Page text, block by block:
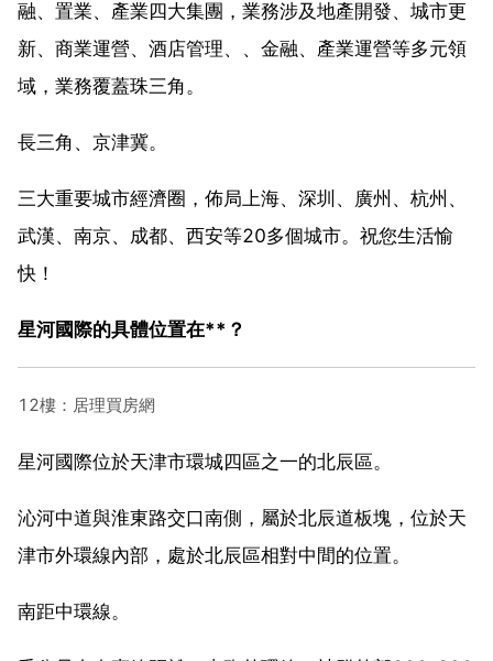
融、置業、產業四大集團，業務涉及地產開發、城市更
新、商業運營、酒店管理、、金融、產業運營等多元領
域，業務覆蓋珠三角。
長三角、京津冀。
三大重要城市經濟圈，佈局上海、深圳、廣州、杭州、
武漢、南京、成都、西安等20多個城市。祝您生活愉
快！
星河國際的具體位置在**？
12樓：居理買房網
星河國際位於天津市環城四區之一的北辰區。
沁河中道與淮東路交口南側，屬於北辰道板塊，位於天
津市外環線內部，處於北辰區相對中間的位置。
南距中環線。